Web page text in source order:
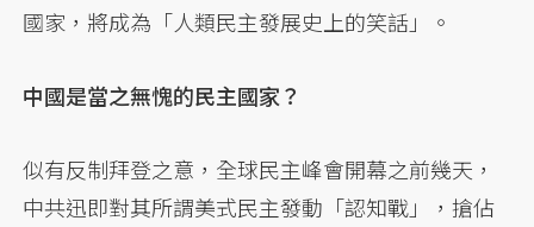
國家，將成為「人類民主發展史上的笑話」。
中國是當之無愧的民主國家？
似有反制拜登之意，全球民主峰會開幕之前幾天，
中共迅即對其所謂美式民主發動「認知戰」，搶佔